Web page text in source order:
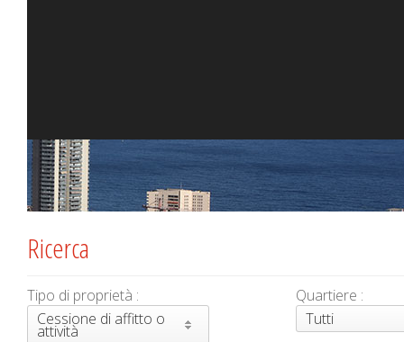
Ricerca
Tipo di proprietà :
Cessione di affitto o
attività
Quartiere :
Tutti